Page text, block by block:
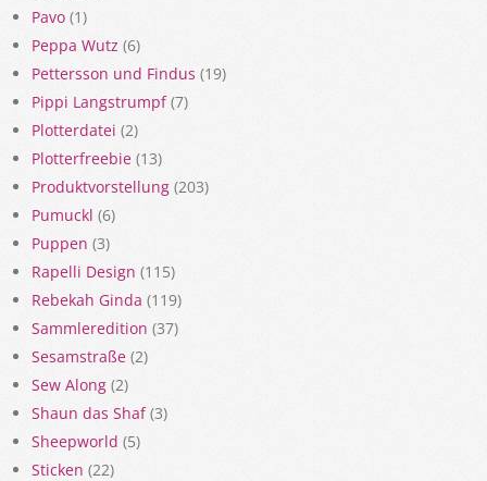
Pavo (1)
Peppa Wutz (6)
Pettersson und Findus (19)
Pippi Langstrumpf(7)
Plotterdatei (2)
Plotterfreebie (13)
Produktvorstellung (203)
Pumuckl (6)
Puppen (3)
Rapelli Design (115)
Rebekah Ginda (119)
Sammleredition (37)
Sesamstraße (2)
Sew Along (2)
Shaun das Shaf(3)
Sheepworld (5)
Sticken (22)